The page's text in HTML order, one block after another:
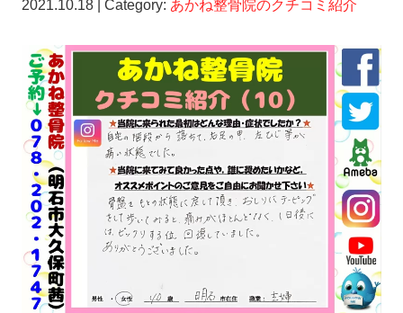
2021.10.18 | Category: あかね整骨院のクチコミ紹介